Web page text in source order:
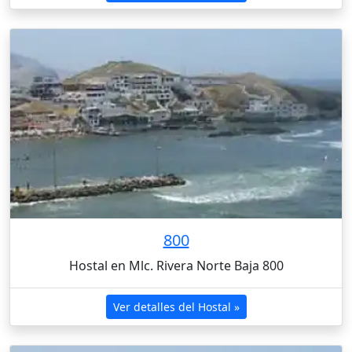
800
Hostal en Mlc. Rivera Norte Baja 800
Ver detalles del Hostal »